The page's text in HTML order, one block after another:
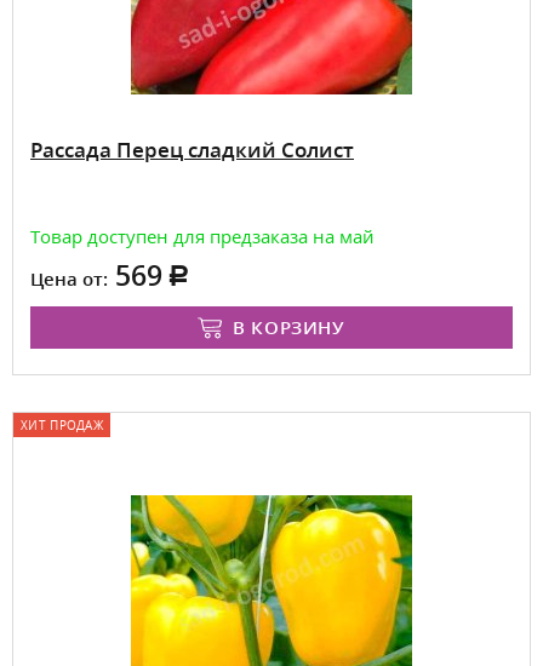
Рассада Перец сладкий Солист
Товар доступен для предзаказа на май
Цена от: 569
В КОРЗИНУ
ХИТ ПРОДАЖ